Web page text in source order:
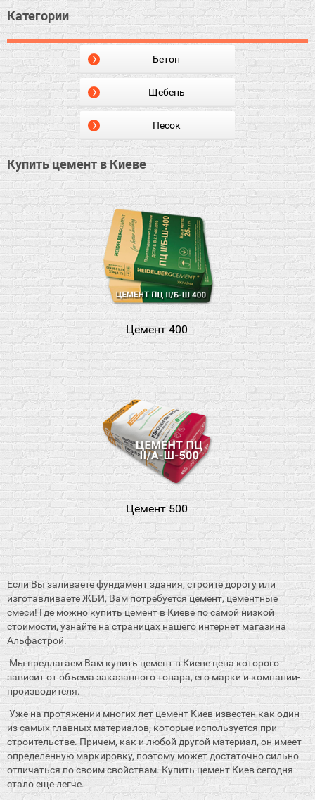
Категории
Бетон
Щебень
Песок
Купить цемент в Киеве
Цемент 400
Цемент 500
Если Вы заливаете фундамент здания, строите дорогу или
изготавливаете ЖБИ, Вам потребуется цемент, цементные
смеси! Где можно купить цемент в Киеве по самой низкой
стоимости, узнайте на страницах нашего интернет магазина
Альфастрой.
Мы предлагаем Вам купить цемент в Киеве цена которого
зависит от объема заказанного товара, его марки и компании-
производителя.
Уже на протяжении многих лет цемент Киев известен как один
из самых главных материалов, которые используется при
строительстве. Причем, как и любой другой материал, он имеет
определенную маркировку, поэтому может достаточно сильно
отличаться по своим свойствам. Купить цемент Киев сегодня
стало еще легче.